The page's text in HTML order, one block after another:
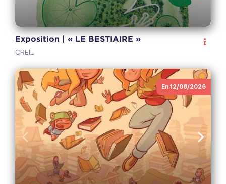
Exposition | « LE BESTIAIRE »
CREIL
Anterior
En 12/08/2026